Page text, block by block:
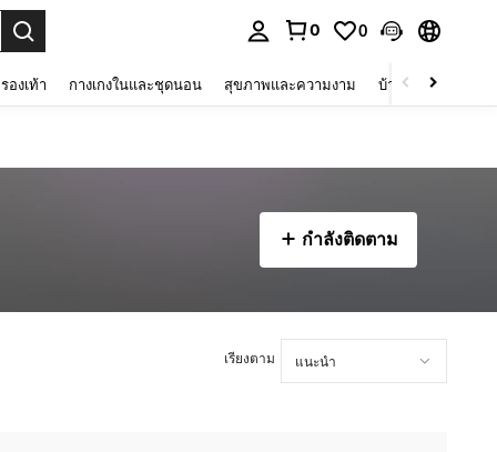
0 0
รองเท้า กางเกงในและชุดนอน สุขภาพและความงาม บ้านและที่อยู่อาศัย
กำลังติดตาม
เรียงตาม